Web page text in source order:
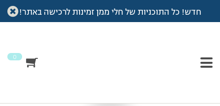
חדש! כל התוכניות של חלי ממן זמינות לרכישה באתר!
0
עמוד הבית >מכתבי תודה > געגועים